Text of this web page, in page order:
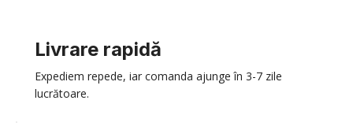
Livrare rapidă
Expediem repede, iar comanda ajunge în 3-7 zile
lucrătoare.